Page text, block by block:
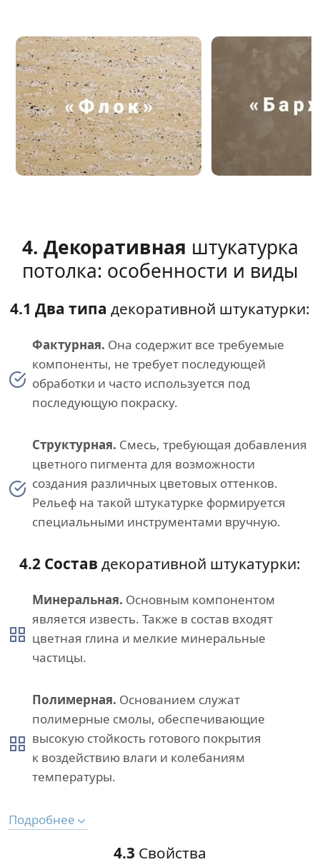
4. Декоративная штукатурка
потолка: особенности и виды
4.1 Два типа декоративной штукатурки:
Фактурная. Она содержит все требуемые
компоненты, не требует последующей
обработки и часто используется под
последующую покраску.
Структурная. Смесь, требующая добавления
цветного пигмента для возможности
создания различных цветовых оттенков.
Рельеф на такой штукатурке формируется
специальными инструментами вручную.
4.2 Состав декоративной штукатурки:
Минеральная. Основным компонентом
является известь. Также в состав входят
цветная глина и мелкие минеральные
частицы.
Полимерная. Основанием служат
полимерные смолы, обеспечивающие
высокую стойкость готового покрытия
к воздействию влаги и колебаниям
температуры.
Подробнее
4.3 Свойства